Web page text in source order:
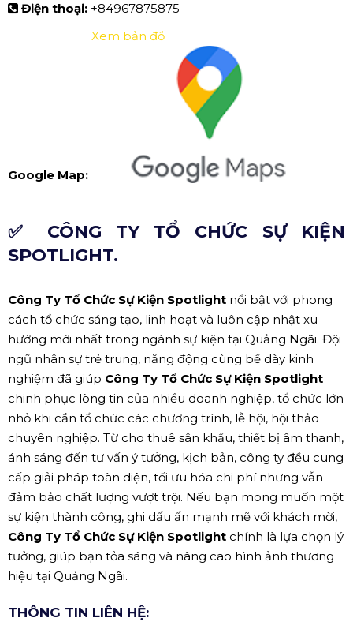
Điện thoại: +84967875875
Google Map:
Xem bản đồ
✅ CÔNG TY TỔ CHỨC SỰ KIỆN
SPOTLIGHT.
Công Ty Tổ Chức Sự Kiện Spotlight nổi bật với phong
cách tổ chức sáng tạo, linh hoạt và luôn cập nhật xu
hướng mới nhất trong ngành sự kiện tại Quảng Ngãi. Đội
ngũ nhân sự trẻ trung, năng động cùng bề dày kinh
nghiệm đã giúp Công Ty Tổ Chức Sự Kiện Spotlight
chinh phục lòng tin của nhiều doanh nghiệp, tổ chức lớn
nhỏ khi cần tổ chức các chương trình, lễ hội, hội thảo
chuyên nghiệp. Từ cho thuê sân khấu, thiết bị âm thanh,
ánh sáng đến tư vấn ý tưởng, kịch bản, công ty đều cung
cấp giải pháp toàn diện, tối ưu hóa chi phí nhưng vẫn
đảm bảo chất lượng vượt trội. Nếu bạn mong muốn một
sự kiện thành công, ghi dấu ấn mạnh mẽ với khách mời,
Công Ty Tổ Chức Sự Kiện Spotlight chính là lựa chọn lý
tưởng, giúp bạn tỏa sáng và nâng cao hình ảnh thương
hiệu tại Quảng Ngãi.
THÔNG TIN LIÊN HỆ: